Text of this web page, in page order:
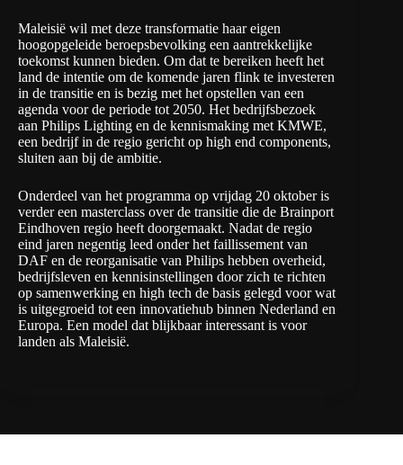
Maleisië wil met deze transformatie haar eigen
hoogopgeleide beroepsbevolking een aantrekkelijke
toekomst kunnen bieden. Om dat te bereiken heeft het
land de intentie om de komende jaren flink te investeren
in de transitie en is bezig met het opstellen van een
agenda voor de periode tot 2050. Het bedrijfsbezoek
aan Philips Lighting en de kennismaking met KMWE,
een bedrijf in de regio gericht op high end components,
sluiten aan bij de ambitie.
Onderdeel van het programma op vrijdag 20 oktober is
verder een masterclass over de transitie die de Brainport
Eindhoven regio heeft doorgemaakt. Nadat de regio
eind jaren negentig leed onder het faillissement van
DAF en de reorganisatie van Philips hebben overheid,
bedrijfsleven en kennisinstellingen door zich te richten
op samenwerking en high tech de basis gelegd voor wat
is uitgegroeid tot een innovatiehub binnen Nederland en
Europa. Een model dat blijkbaar interessant is voor
landen als Maleisië.